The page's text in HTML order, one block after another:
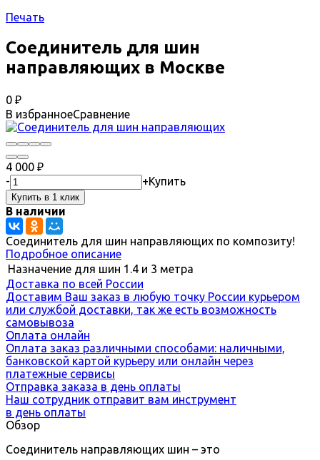
Печать
Соединитель для шин
направляющих в Москве
0 ₽
В избранноеСравнение
4 000 ₽
-
+Купить
В наличии
Соединитель для шин направляющих по композиту!
Подробное описание
Назначение для шин 1.4 и 3 метра
Доставка по всей России
Доставим Ваш заказ в любую точку России курьером
или службой доставки, так же есть возможность
самовывоза
Оплата онлайн
Оплата заказ различными способами: наличными,
банковской картой курьеру или онлайн через
платежные сервисы
Отправка заказа в день оплаты
Наш сотрудник отправит вам инструмент
в день оплаты
Обзор
Соединитель направляющих шин – это